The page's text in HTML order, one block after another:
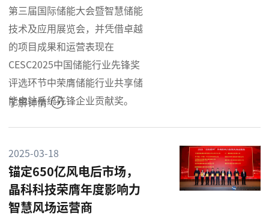
第三届国际储能大会暨智慧储能
技术及应用展览会，并凭借卓越
的项目成果和运营表现在
CESC2025中国储能行业先锋奖
评选环节中荣膺储能行业共享储
能电站系统先锋企业贡献奖。
了解详情
2025-03-18
锚定650亿风电后市场，
晶科科技荣膺年度影响力
智慧风场运营商